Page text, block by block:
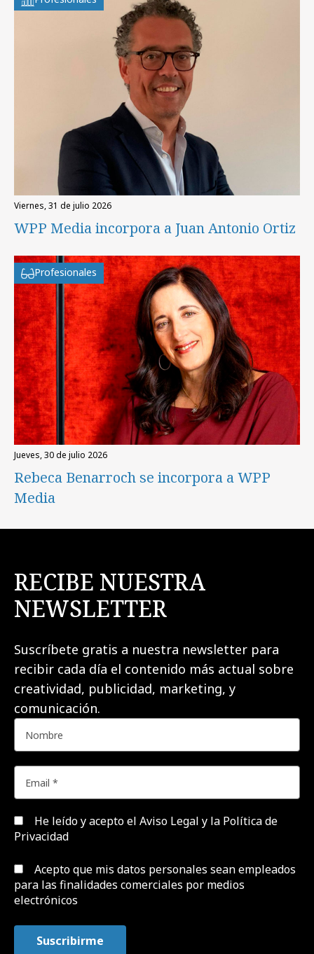
viernes, 31 de julio 2026
WPP Media incorpora a Juan Antonio Ortiz
Profesionales
jueves, 30 de julio 2026
Rebeca Benarroch se incorpora a WPP
Media
RECIBE NUESTRA
NEWSLETTER
Suscríbete gratis a nuestra newsletter para
recibir cada día el contenido más actual sobre
creatividad, publicidad, marketing, y
comunicación.
He leído y acepto el Aviso Legal y la Política de
Privacidad
Acepto que mis datos personales sean empleados
para las finalidades comerciales por medios
electrónicos